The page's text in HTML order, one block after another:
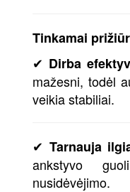
Tinkamai
✔ Dirba
mažesni, todėl
veikia stabiliai.
✔ Tarnauja
ankstyvo
nusidėvėjimo.